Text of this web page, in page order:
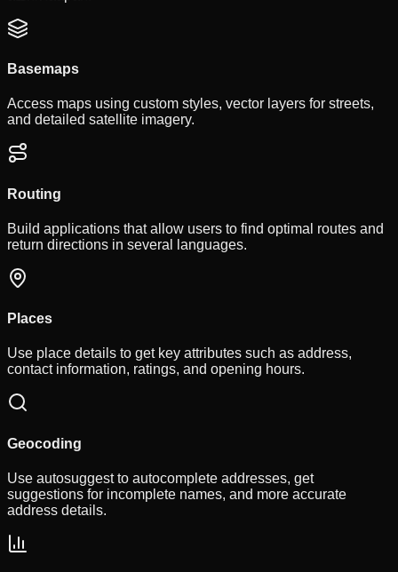
Basemaps
Access maps using custom styles, vector layers for streets,
and detailed satellite imagery.
Routing
Build applications that allow users to find optimal routes and
return directions in several languages.
Places
Use place details to get key attributes such as address,
contact information, ratings, and opening hours.
Geocoding
Use autosuggest to autocomplete addresses, get
suggestions for incomplete names, and more accurate
address details.